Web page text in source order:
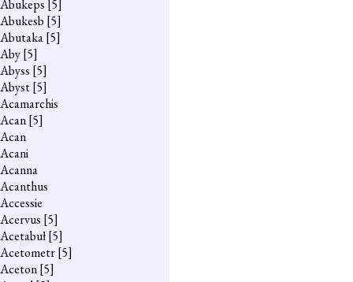
Abukeps [5]
Abukesb [5]
Abutaka[5]
Aby[5]
Abyss [5]
Abyst[5]
Acamarchis
Acan[5]
Acan
Acani
Acanna
Acanthus
Accessie
Acervus [5]
Acetabuł[5]
Acetometr[5]
Aceton[5]